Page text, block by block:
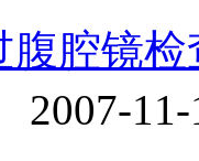
腹腔镜检
2007-